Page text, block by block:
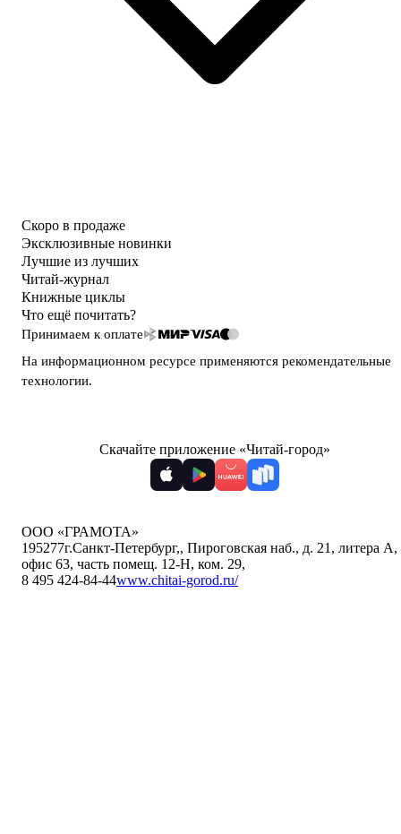
Скоро в продаже
Эксклюзивные новинки
Лучшие из лучших
Читай-журнал
Книжные циклы
Что ещё почитать?
Принимаем к оплате
На информационном ресурсе применяются рекомендательные
технологии.
Скачайте приложение «Читай-город»
ООО «ГРАМОТА»
195277г.Санкт-Петербург,, Пироговская наб., д. 21, литера А,
офис 63, часть помещ. 12-Н, ком. 29,
8 495 424-84-44www.chitai-gorod.ru/